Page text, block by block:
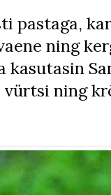
pastaga,
ning
kasutasin
ning